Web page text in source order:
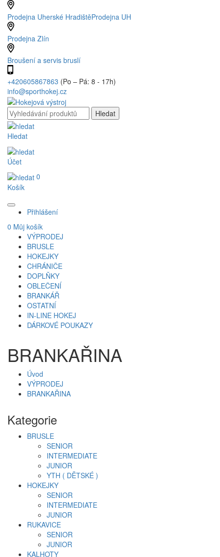
Prodejna Uherské HradištěProdejna UH
Prodejna Zlín
Broušení a servis bruslí
+420605867863 (Po – Pá: 8 - 17h)
info@sporthokej.cz
Hledat
Účet
0
Košík
Přihlášení
0 Můj košík
VÝPRODEJ
BRUSLE
HOKEJKY
CHRÁNIČE
DOPLŇKY
OBLEČENÍ
BRANKÁŘ
OSTATNÍ
IN-LINE HOKEJ
DÁRKOVÉ POUKAZY
BRANKAŘINA
Úvod
VÝPRODEJ
BRANKAŘINA
Kategorie
BRUSLE
SENIOR
INTERMEDIATE
JUNIOR
YTH ( DĚTSKÉ )
HOKEJKY
SENIOR
INTERMEDIATE
JUNIOR
RUKAVICE
SENIOR
JUNIOR
KALHOTY